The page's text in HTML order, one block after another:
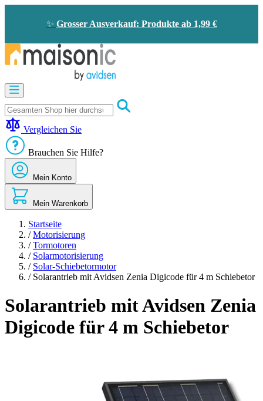
✨ Grosser Ausverkauf: Produkte ab 1,99 €
Bildtelefon
und
Türklingel
-
Energieeinsparung
Sicherheit
Komfort
im
Haus
Angebote
Vergleichen Sie
Brauchen Sie Hilfe?
Mein Konto
Mein Warenkorb
Startseite
/ Motorisierung
/ Tormotoren
/ Solarmotorisierung
/ Solar-Schiebetormotor
/ Solarantrieb mit Avidsen Zenia Digicode für 4 m Schiebetor
Solarantrieb mit Avidsen Zenia
Digicode für 4 m Schiebetor